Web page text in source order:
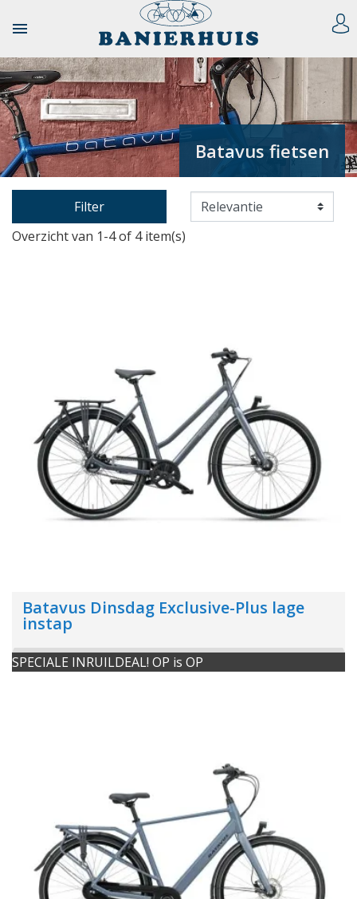

Batavus fietsen
Filter
Overzicht van 1-4 of 4 item(s)
Batavus Dinsdag Exclusive-Plus lage
instap
SPECIALE INRUILDEAL! OP is OP